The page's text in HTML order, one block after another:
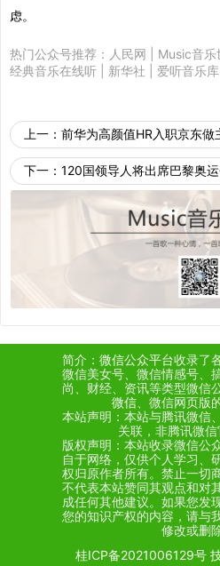
虑。
热门公众号推荐： 人民网 Music音乐
经典音乐在线听
新华社 爱听音乐库
上一： 前华为高颜值HR入职京东做
下一： 120国领导人将出席巴黎奥
简介： 微信公众平台收录了
微信美女号、微信情感号、
尚、财经、资讯等类型微信
微信 、微信网页版
本站声明：本站与腾讯微信、
关联，非腾讯微信
版权声明：本站收录微信公
自于网络，仅供个人学习、
权归原作者所有。禁止一切
不代表本站赞同其观点和对
成任何其他建议。如果您发
您的知识产权的内容，请与
修改或删除
桂ICP备2021006129号